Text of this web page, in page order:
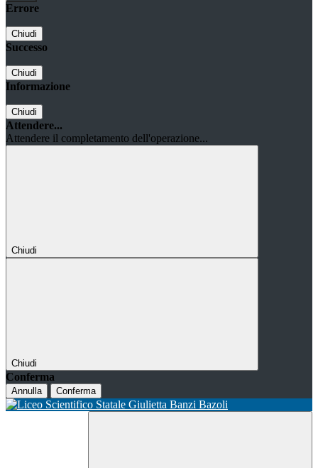
Errore
Chiudi
Successo
Chiudi
Informazione
Chiudi
Attendere...
Attendere il completamento dell'operazione...
Chiudi
Chiudi
Conferma
Annulla Conferma